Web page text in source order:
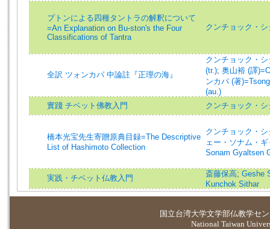
プトンによる四種タントラの解釈について
=An Explanation on Bu-ston's the Four
Classifications of Tantra
クンチョック・
全訳 ツォンカパ 中論註『正理の海』
クンチョック・
(tr.); 奥山裕 (譯
ンカパ (著
(au.)
實踐 チベット佛教入門
クンチョック・シ
橋本光宝先生寄贈原典目録=The Descriptive
List of Hashimoto Collection
クンチョック・
ェー・ソナム・
Sonam Gyaltsen
実践・チベット仏教入門 斎藤保高; Geshe
Kunchok Sithar
国立台湾大学文学部仏教学セ
National Taiwan